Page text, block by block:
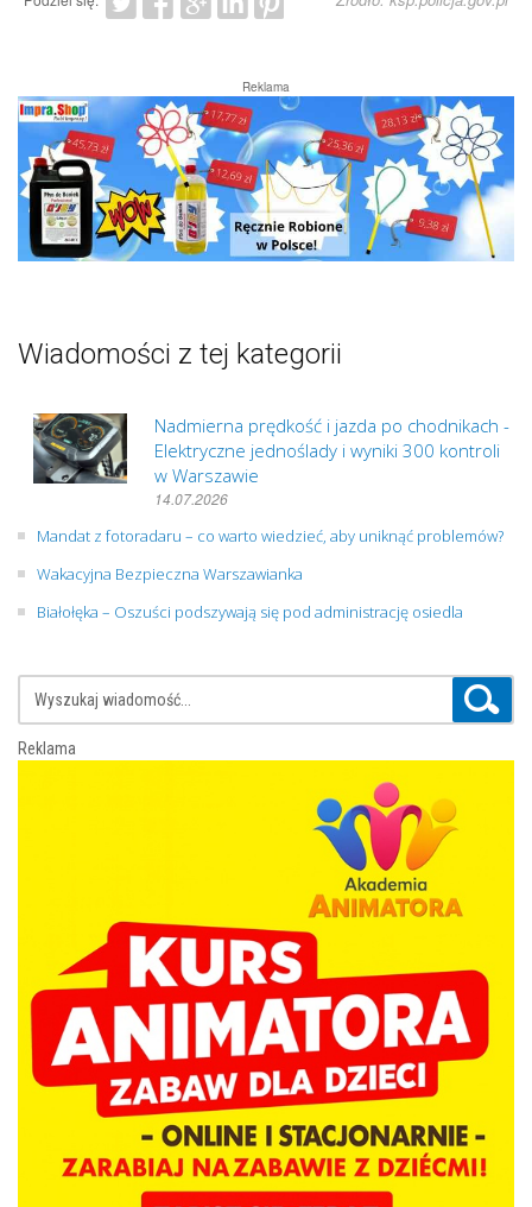
Reklama
Wiadomości z tej kategorii
Nadmierna prędkość i jazda po chodnikach -
Elektryczne jednoślady i wyniki 300 kontroli
w Warszawie
14.07.2026
Mandat z fotoradaru – co warto wiedzieć, aby uniknąć problemów?
Wakacyjna Bezpieczna Warszawianka
Białołęka – Oszuści podszywają się pod administrację osiedla
Reklama